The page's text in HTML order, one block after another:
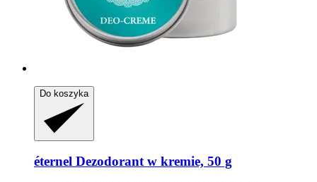
Do koszyka
éternel Dezodorant w kremie, 50 g